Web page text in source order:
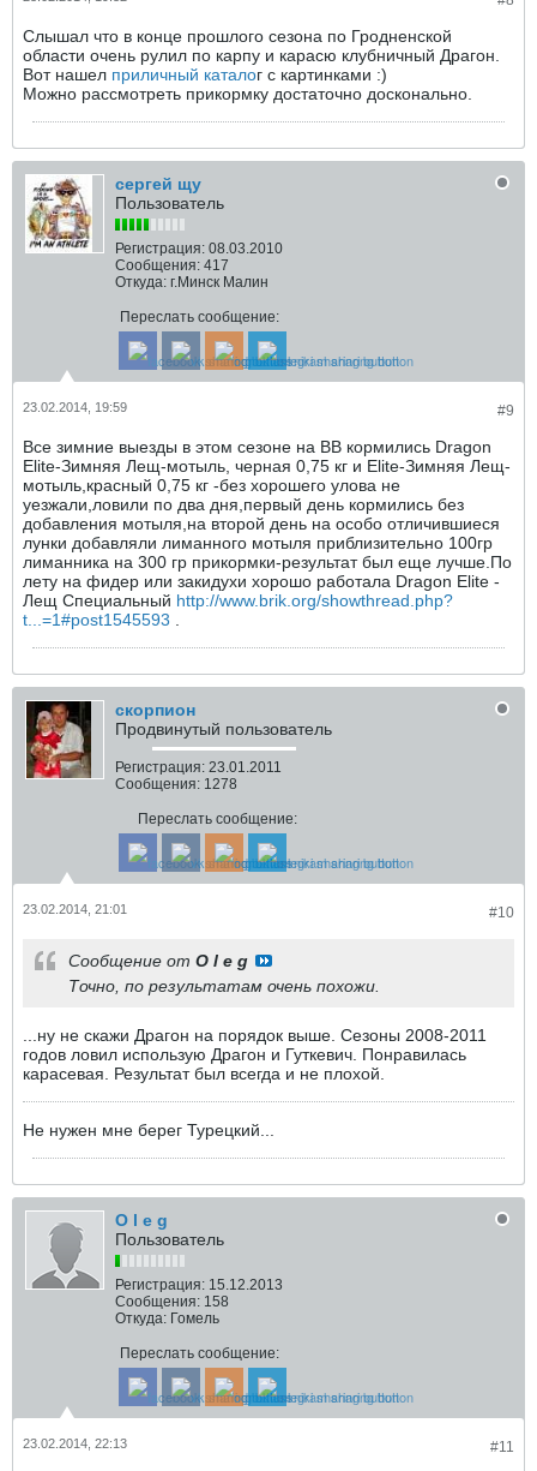
Слышал что в конце прошлого сезона по Гродненской
области очень рулил по карпу и карасю клубничный Драгон.
Вот нашел приличный каталог с картинками :)
Можно рассмотреть прикормку достаточно досконально.
сергей щу
Пользователь
Регистрация: 08.03.2010
Сообщения: 417
Откуда: г.Минск Малин
Переслать сообщение:
#9
23.02.2014, 19:59
Все зимние выезды в этом сезоне на ВВ кормились Dragon
Elite-Зимняя Лещ-мотыль, черная 0,75 кг и Elite-Зимняя Лещ-
мотыль,красный 0,75 кг -без хорошего улова не
уезжали,ловили по два дня,первый день кормились без
добавления мотыля,на второй день на особо отличившиеся
лунки добавляли лиманного мотыля приблизительно 100гр
лиманника на 300 гр прикормки-результат был еще лучше.По
лету на фидер или закидухи хорошо работала Dragon Elite -
Лещ Специальный http://www.brik.org/showthread.php?
t...=1#post1545593
скорпион
Продвинутый пользователь
Регистрация: 23.01.2011
Сообщения: 1278
Переслать сообщение:
#10
23.02.2014, 21:01
Сообщение от O l e g
Точно, по результатам очень похожи.
...ну не скажи Драгон на порядок выше. Сезоны 2008-2011
годов ловил использую Драгон и Гуткевич. Понравилась
карасевая. Результат был всегда и не плохой.
Не нужен мне берег Турецкий...
O l e g
Пользователь
Регистрация: 15.12.2013
Сообщения: 158
Откуда: Гомель
Переслать сообщение:
#11
23.02.2014, 22:13